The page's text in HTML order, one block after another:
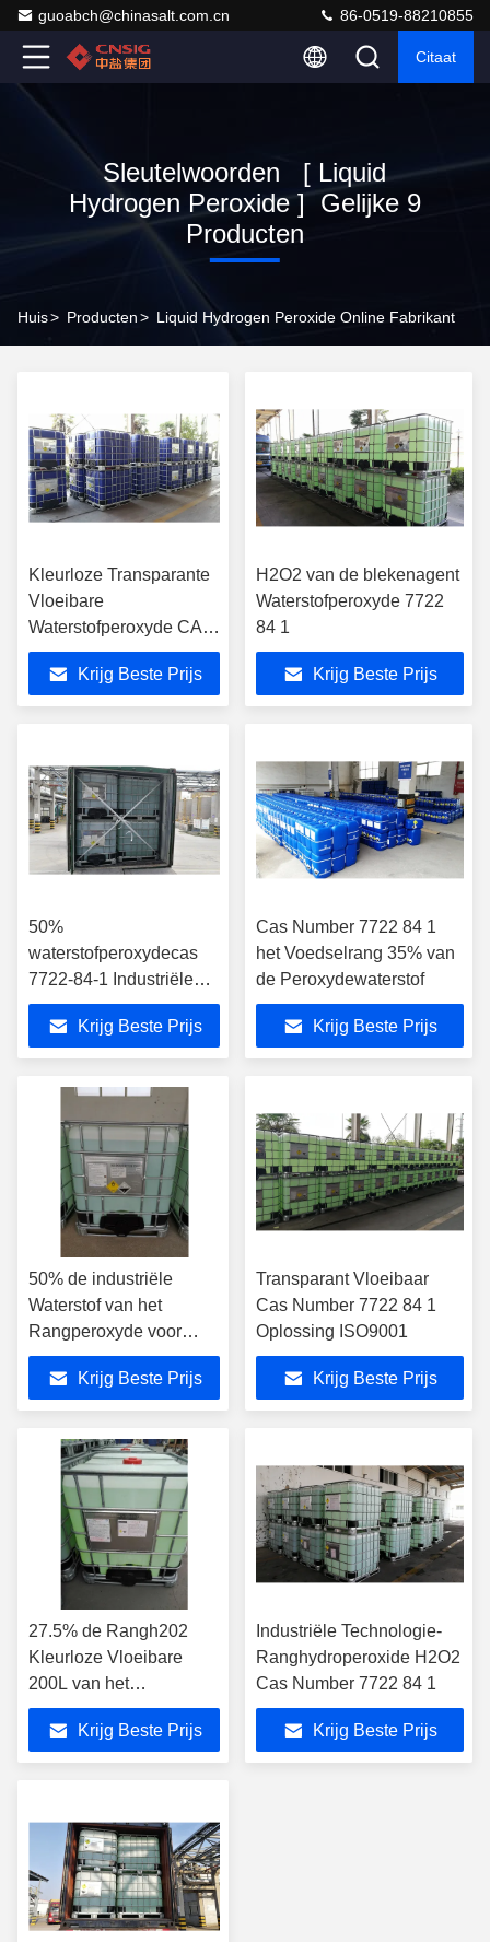
guoabch@chinasalt.com.cn 86-0519-88210855
Citaat
Sleutelwoorden [ Liquid
Hydrogen Peroxide ] Gelijke 9
Producten
Huis> Producten> Liquid Hydrogen Peroxide Online Fabrikant
Kleurloze Transparante
Vloeibare
Waterstofperoxyde CAS
7722-84-1
Krijg Beste Prijs
H2O2 van de blekenagent
Waterstofperoxyde 7722
84 1
Krijg Beste Prijs
50%
waterstofperoxydecas
7722-84-1 Industriële
Rang
Krijg Beste Prijs
Cas Number 7722 84 1
het Voedselrang 35% van
de Peroxydewaterstof
Krijg Beste Prijs
50% de industriële
Waterstof van het
Rangperoxyde voor
Document Textiel
Krijg Beste Prijs
Transparant Vloeibaar
Cas Number 7722 84 1
Oplossing ISO9001
Krijg Beste Prijs
27.5% de Rangh202
Kleurloze Vloeibare
200L van het
zuiverheidsvoedsel
Krijg Beste Prijs
Industriële Technologie-
Ranghydroperoxide H2O2
Cas Number 7722 84 1
Krijg Beste Prijs